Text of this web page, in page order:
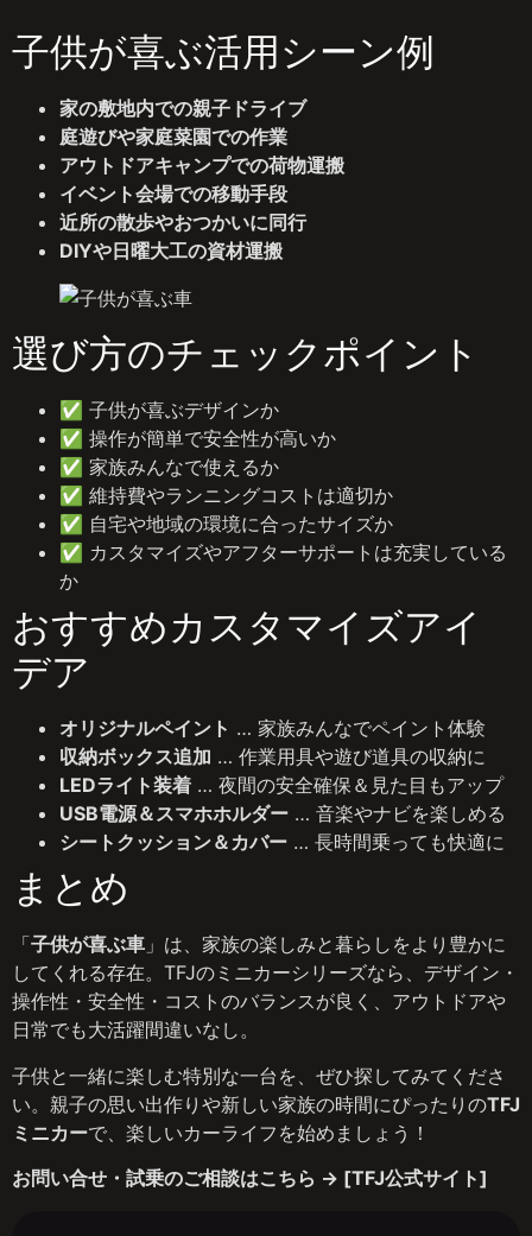
子供が喜ぶ活用シーン例
家の敷地内での親子ドライブ
庭遊びや家庭菜園での作業
アウトドアキャンプでの荷物運搬
イベント会場での移動手段
近所の散歩やおつかいに同行
DIYや日曜大工の資材運搬
選び方のチェックポイント
✅ 子供が喜ぶデザインか
✅ 操作が簡単で安全性が高いか
✅ 家族みんなで使えるか
✅ 維持費やランニングコストは適切か
✅ 自宅や地域の環境に合ったサイズか
✅ カスタマイズやアフターサポートは充実している
か
おすすめカスタマイズアイ
デア
オリジナルペイント … 家族みんなでペイント体験
収納ボックス追加 … 作業用具や遊び道具の収納に
LEDライト装着 … 夜間の安全確保＆見た目もアップ
USB電源＆スマホホルダー … 音楽やナビを楽しめる
シートクッション＆カバー … 長時間乗っても快適に
まとめ
「子供が喜ぶ車 」は、家族の楽しみと暮らしをより豊かに
してくれる存在。TFJのミニカーシリーズなら、デザイン・
操作性・安全性・コストのバランスが良く、アウトドアや
日常でも大活躍間違いなし。
子供と一緒に楽しむ特別な一台を、ぜひ探してみてくださ
い。親子の思い出作りや新しい家族の時間にぴったりのTFJ
ミニカーで、楽しいカーライフを始めましょう！
お問い合せ・試乗のご相談はこちら → [TFJ公式サイト]